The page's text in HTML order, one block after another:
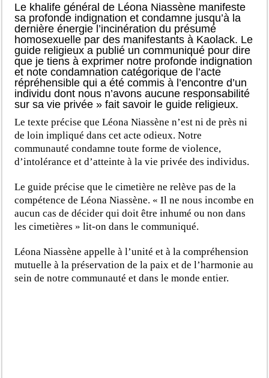
Le khalife général de Léona Niassène manifeste
sa profonde indignation et condamne jusqu’à la
dernière énergie l’incinération du présumé
homosexuelle par des manifestants à Kaolack. Le
guide religieux a publié un communiqué pour dire
que je tiens à exprimer notre profonde indignation
et note condamnation catégorique de l’acte
répréhensible qui a été commis à l’encontre d’un
individu dont nous n’avons aucune responsabilité
sur sa vie privée » fait savoir le guide religieux.
Le texte précise que Léona Niassène n’est ni de près ni
de loin impliqué dans cet acte odieux. Notre
communauté condamne toute forme de violence,
d’intolérance et d’atteinte à la vie privée des individus.
Le guide précise que le cimetière ne relève pas de la
compétence de Léona Niassène. « Il ne nous incombe en
aucun cas de décider qui doit être inhumé ou non dans
les cimetières » lit-on dans le communiqué.
Léona Niassène appelle à l’unité et à la compréhension
mutuelle à la préservation de la paix et de l’harmonie au
sein de notre communauté et dans le monde entier.